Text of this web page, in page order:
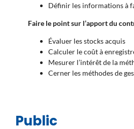
Définir les informations à
Faire le point sur l’apport du
Évaluer les stocks acquis
Calculer le coût à
Mesurer l’intérêt de la
Cerner les méthodes de
Public